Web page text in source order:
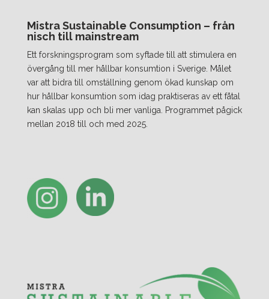
Mistra Sustainable Consumption – från
nisch till mainstream
Ett forskningsprogram som syftade till att stimulera en
övergång till mer hållbar konsumtion i Sverige. Målet
var att bidra till omställning genom ökad kunskap om
hur hållbar konsumtion som idag praktiseras av ett fåtal
kan skalas upp och bli mer vanliga. Programmet pågick
mellan 2018 till och med 2025.